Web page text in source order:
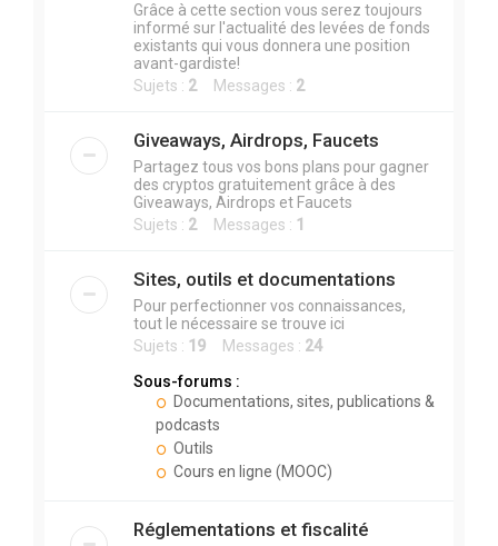
Grâce à cette section vous serez toujours
informé sur l'actualité des levées de fonds
existants qui vous donnera une position
avant-gardiste!
Sujets : 2Messages : 2
Giveaways, Airdrops, Faucets
Partagez tous vos bons plans pour gagner
des cryptos gratuitement grâce à des
Giveaways, Airdrops et Faucets
Sujets : 2Messages : 1
Sites, outils et documentations
Pour perfectionner vos connaissances,
tout le nécessaire se trouve ici
Sujets : 19 Messages : 24
Sous-forums :
Documentations, sites, publications &
podcasts
Outils
Cours en ligne (MOOC)
Réglementations et fiscalité